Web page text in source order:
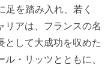
足を踏み入れ、若く
リアは、フランスの名
として大成功を収めた
・リッツとともに、